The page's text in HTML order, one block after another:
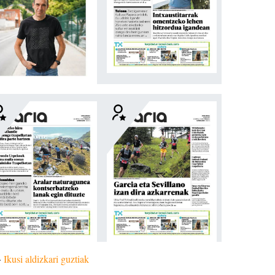
Ikusi aldizkari guztiak